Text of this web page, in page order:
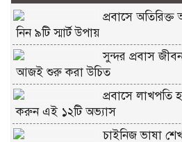
প্রবাসে
নিন ৯টি স্মার্ট উপায়
সুন্দর প্রবাস
আজই শুরু করা উচিত
প্রবাসে
করুন এই ১২টি অভ্যাস
চাইনিজ ভাষা